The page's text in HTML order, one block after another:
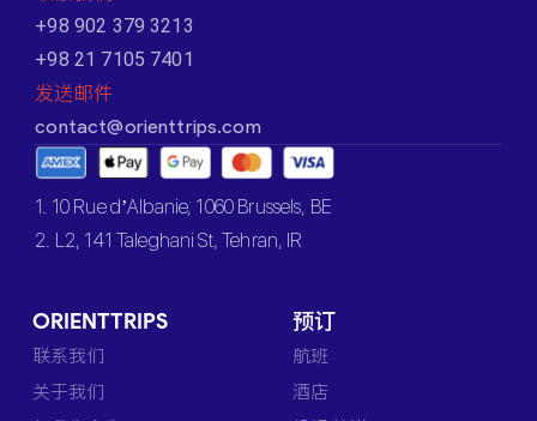
+98 902 379 3213
+98 21 7105 7401
发送邮件
contact@orienttrips.com
1. 10 Rue d’Albanie, 1060 Brussels, BE
2. L2, 141 Taleghani St, Tehran, IR
ORIENTTRIPS
联系我们
关于我们
预订
航班
酒店